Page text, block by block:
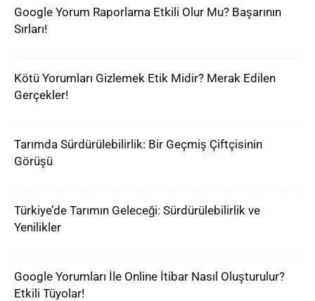
Google Yorum Raporlama Etkili Olur Mu? Başarının
Sırları!
Kötü Yorumları Gizlemek Etik Midir? Merak Edilen
Gerçekler!
Tarımda Sürdürülebilirlik: Bir Geçmiş Çiftçisinin
Görüşü
Türkiye’de Tarımın Geleceği: Sürdürülebilirlik ve
Yenilikler
Google Yorumları İle Online İtibar Nasıl Oluşturulur?
Etkili Tüyolar!